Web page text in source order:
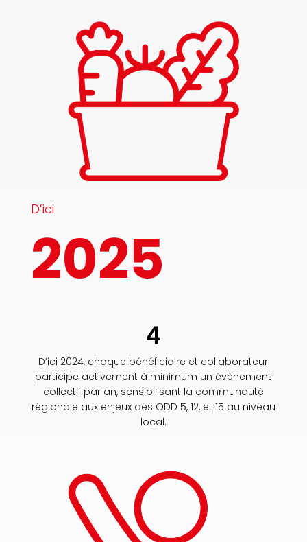
D’ici
2025
4
D’ici 2024, chaque bénéficiaire et collaborateur
participe activement à minimum un évènement
collectif par an, sensibilisant la communauté
régionale aux enjeux des ODD 5, 12, et 15 au niveau
local.